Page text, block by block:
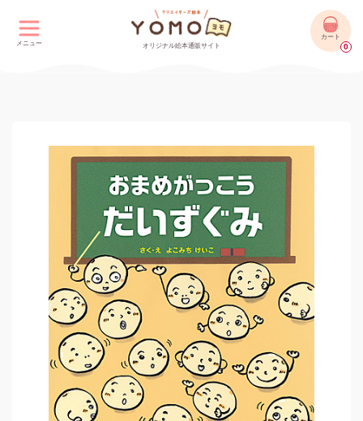
メニュー オリジナル絵本通販サイト
カート
0